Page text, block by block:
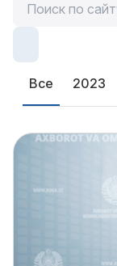
Все 2023